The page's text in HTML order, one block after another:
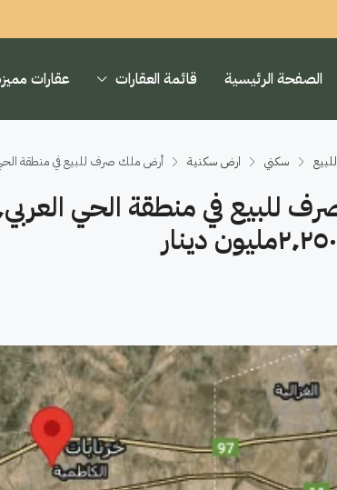
الصفحة الرئيسية قائمة العقارات عقارات
للبيع سكني ارض سكنية أرض ملك صرف للبيع في منطقة الحي العربي٬ خلف مجمع الزهور السكني (١٠٠م²) السعر